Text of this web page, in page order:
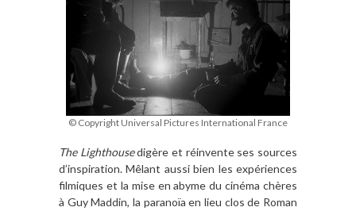
© Copyright Universal Pictures International France
The Lighthousedigère et réinvente ses sources
d’inspiration. Mêlant aussi bien les expériences
filmiques et la mise en abyme du cinéma chères
à Guy Maddin, la paranoïa en lieu clos de Roman